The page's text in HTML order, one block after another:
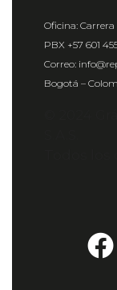
Oficina:
PBX +57 601
Correo:
Bogotá –